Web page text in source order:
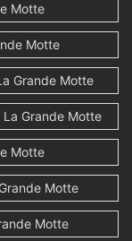
Motte
Motte
Grande Motte
Grande Motte
Motte
Motte
Motte